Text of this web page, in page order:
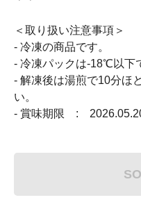
＜取り扱い注意事項＞
- 冷凍の商品です。
- 冷凍パックは-18℃以下
- 解凍後は湯煎で10分ほ
い。
- 賞味期限 :